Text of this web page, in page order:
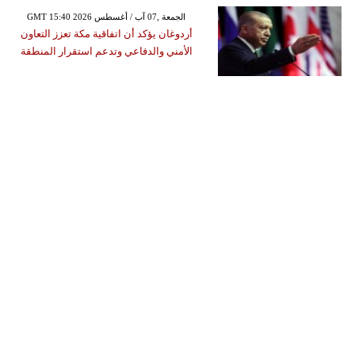
GMT 15:40 2026 الجمعة ,07 آب / أغسطس
أردوغان يؤكد أن اتفاقية مكة تعزز التعاون
الأمني والدفاعي وتدعم استقرار المنطقة